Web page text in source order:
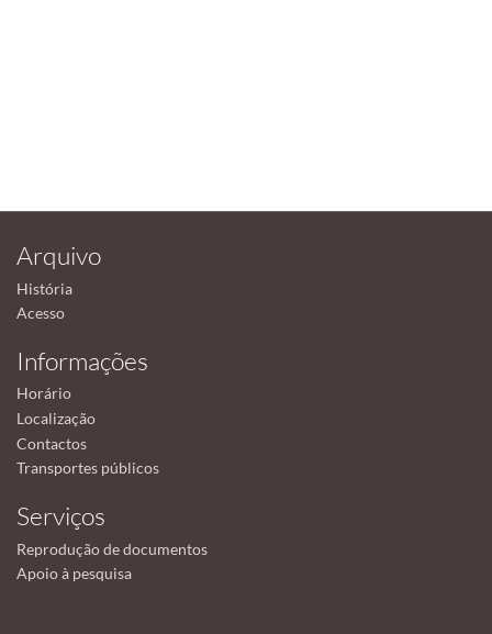
Arquivo
História
Acesso
Informações
Horário
Localização
Contactos
Transportes públicos
Serviços
Reprodução de documentos
Apoio à pesquisa